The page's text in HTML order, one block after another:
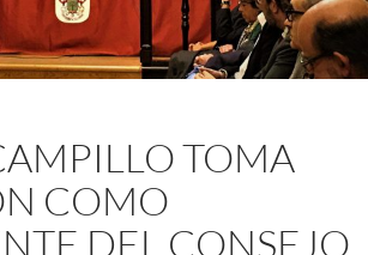
TOMA
COMO
DEL CONSEJO